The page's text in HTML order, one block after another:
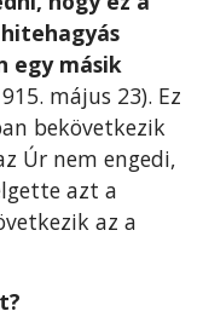
egy másik
május 23). Ez
bekövetkezik
Úr nem engedi,
azt a
az a